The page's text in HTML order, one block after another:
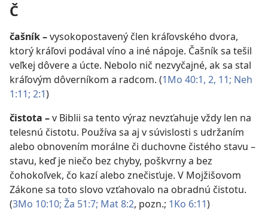
Č
čašník–vysokopostavený člen kráľovského dvora,
ktorý kráľovi podával víno a iné nápoje. Čašník sa tešil
veľkej dôvere a úcte. Nebolo nič nezvyčajné, ak sa stal
kráľovým dôverníkom a radcom. (1Mo 40:1, 2, 11; Neh
1:11; 2:1)
čistota –v Biblii sa tento výraz nevzťahuje vždy len na
telesnú čistotu. Používa sa aj v súvislosti s udržaním
alebo obnovením morálne či duchovne čistého stavu –
stavu, keď je niečo bez chyby, poškvrny a bez
čohokoľvek, čo kazí alebo znečisťuje. V Mojžišovom
Zákone sa toto slovo vzťahovalo na obradnú čistotu.
(3Mo 10:10; Ža 51:7; Mat 8:2, pozn.; 1Ko 6:11)